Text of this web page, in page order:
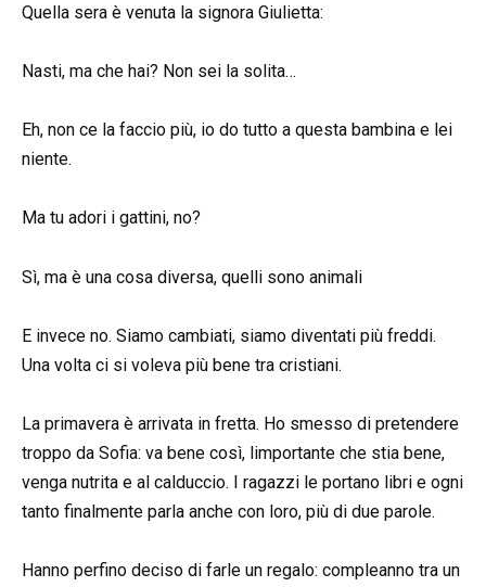
Quella sera è venuta la signora Giulietta:
Nasti, ma che hai? Non sei la solita…
Eh, non ce la faccio più, io do tutto a questa bambina e lei
niente.
Ma tu adori i gattini, no?
Sì, ma è una cosa diversa, quelli sono animali
E invece no. Siamo cambiati, siamo diventati più freddi.
Una volta ci si voleva più bene tra cristiani.
La primavera è arrivata in fretta. Ho smesso di pretendere
troppo da Sofia: va bene così, limportante che stia bene,
venga nutrita e al calduccio. I ragazzi le portano libri e ogni
tanto finalmente parla anche con loro, più di due parole.
Hanno perfino deciso di farle un regalo: compleanno tra un